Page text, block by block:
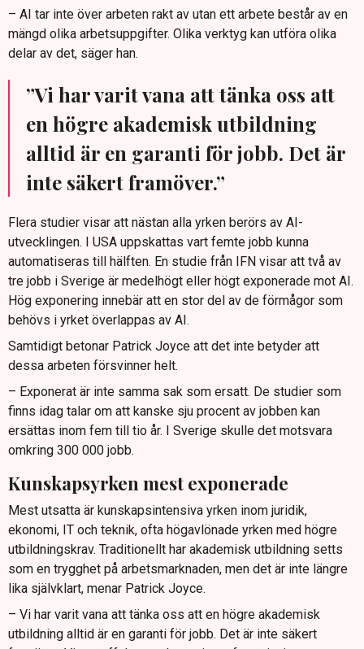
– AI tar inte över arbeten rakt av utan ett arbete består av en
mängd olika arbetsuppgifter. Olika verktyg kan utföra olika
delar av det, säger han.
”Vi har varit vana att tänka oss att
en högre akademisk utbildning
alltid är en garanti för jobb. Det är
inte säkert framöver.”
Flera studier visar att nästan alla yrken berörs av AI-
utvecklingen. I USA uppskattas vart femte jobb kunna
automatiseras till hälften. En studie från IFN visar att två av
tre jobb i Sverige är medelhögt eller högt exponerade mot AI.
Hög exponering innebär att en stor del av de förmågor som
behövs i yrket överlappas av AI.
Samtidigt betonar Patrick Joyce att det inte betyder att
dessa arbeten försvinner helt.
– Exponerat är inte samma sak som ersatt. De studier som
finns idag talar om att kanske sju procent av jobben kan
ersättas inom fem till tio år. I Sverige skulle det motsvara
omkring 300 000 jobb.
Kunskapsyrken mest exponerade
Mest utsatta är kunskapsintensiva yrken inom juridik,
ekonomi, IT och teknik, ofta högavlönade yrken med högre
utbildningskrav. Traditionellt har akademisk utbildning setts
som en trygghet på arbetsmarknaden, men det är inte längre
lika självklart, menar Patrick Joyce.
– Vi har varit vana att tänka oss att en högre akademisk
utbildning alltid är en garanti för jobb. Det är inte säkert